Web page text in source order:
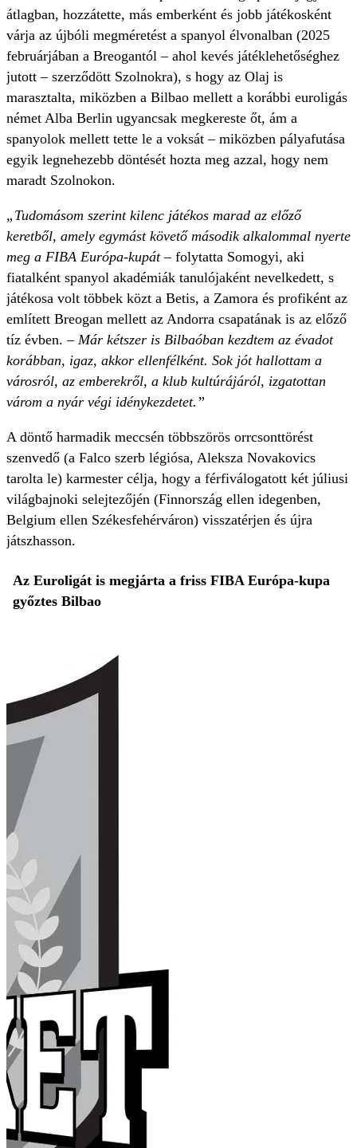
átlagban, hozzátette, más emberként és jobb játékosként
várja az újbóli megméretést a spanyol élvonalban (2025
februárjában a Breogantól – ahol kevés játéklehetőséghez
jutott – szerződött Szolnokra), s hogy az Olaj is
marasztalta, miközben a Bilbao mellett a korábbi euroligás
német Alba Berlin ugyancsak megkereste őt, ám a
spanyolok mellett tette le a voksát – miközben pályafutása
egyik legnehezebb döntését hozta meg azzal, hogy nem
maradt Szolnokon.
„Tudomásom szerint kilenc játékos marad az előző
keretből, amely egymást követő második alkalommal nyerte
meg a FIBA Európa-kupát– folytatta Somogyi, aki
fiatalként spanyol akadémiák tanulójaként nevelkedett, s
játékosa volt többek közt a Betis, a Zamora és profiként az
említett Breogan mellett az Andorra csapatának is az előző
tíz évben.– Már kétszer is Bilbaóban kezdtem az évadot
korábban, igaz, akkor ellenfélként. Sok jót hallottam a
városról, az emberekről, a klub kultúrájáról, izgatottan
várom a nyár végi idénykezdetet.”
A döntő harmadik meccsén többszörös orrcsonttörést
szenvedő (a Falco szerb légiósa, Aleksza Novakovics
tarolta le) karmester célja, hogy a férfiválogatott két júliusi
világbajnoki selejtezőjén (Finnország ellen idegenben,
Belgium ellen Székesfehérváron) visszatérjen és újra
játszhasson.
Az Euroligát is megjárta a friss FIBA Európa-kupa
győztes Bilbao